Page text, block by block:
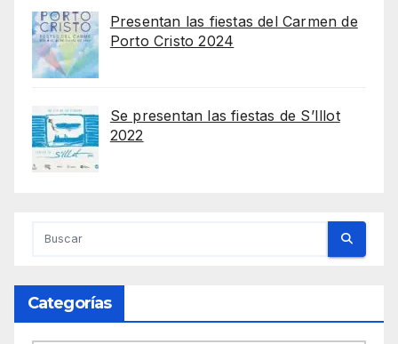
Presentan las fiestas del Carmen de
Porto Cristo 2024
Se presentan las fiestas de S’Illot
2022
Categorías